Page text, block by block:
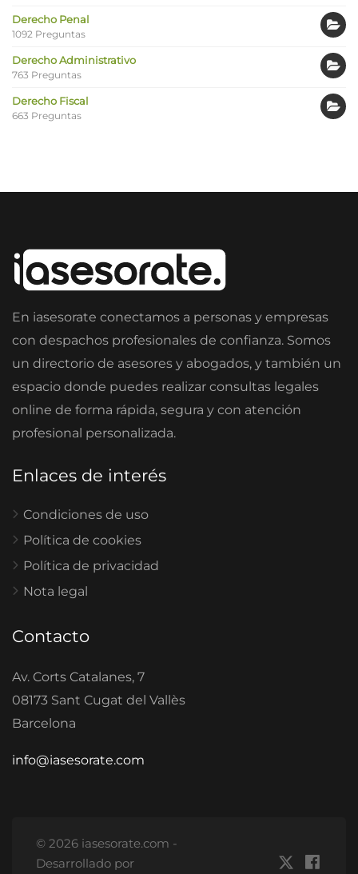
Derecho Penal
1092 Preguntas
Derecho Administrativo
763 Preguntas
Derecho Fiscal
663 Preguntas
En iasesorate conectamos a personas y empresas
con despachos profesionales de confianza. Somos
un directorio de asesores y abogados, y también un
espacio donde puedes realizar consultas legales
online de forma rápida, segura y con atención
profesional personalizada.
Enlaces de interés
Condiciones de uso
Política de cookies
Política de privacidad
Nota legal
Contacto
Av. Corts Catalanes, 7
08173 Sant Cugat del Vallès
Barcelona
info@iasesorate.com
© 2026 iasesorate.com -
Desarrollado por